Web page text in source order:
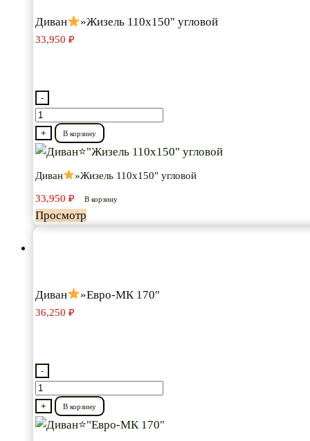
Диван »Жизель 110х150″ угловой
33,950 ₽
-
Количество
товара
Диван
"Жизель
110х150"
угловой
+ В корзину
Диван »Жизель 110х150″ угловой
33,950 ₽ В корзину
Просмотр
Диван »Евро-МК 170″
36,250 ₽
-
Количество
товара
Диван
+ В корзину